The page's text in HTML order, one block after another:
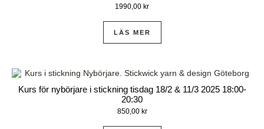
1990,00 kr
LÄS MER
Kurs för nybörjare i stickning tisdag 18/2 & 11/3 2025 18:00-
20:30
850,00 kr